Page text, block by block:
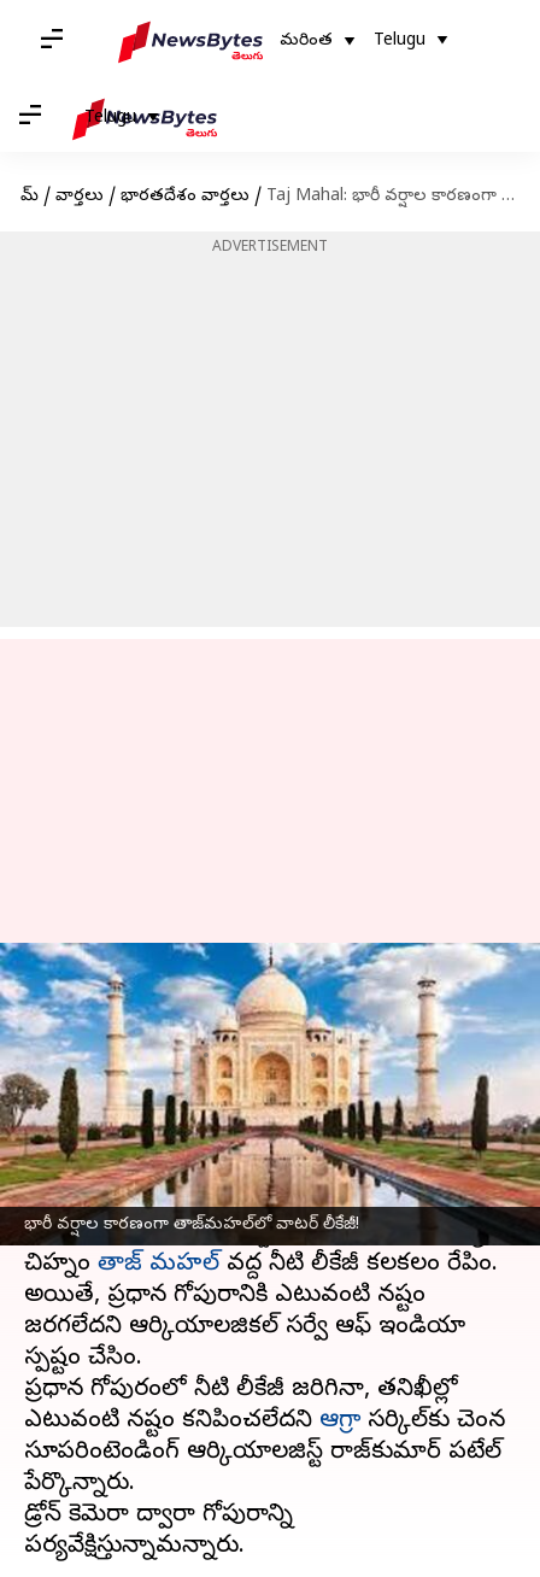
మరింత Telugu
Telugu
హోమ్ / వార్తలు / భారతదేశం వార్తలు / Taj Mahal: భారీ వర్షాల కారణంగా తాజ్‌మహల్‌లో వాటర్ లీకేజీ!
ADVERTISEMENT
భారీ వర్షాల కారణంగా తాజ్‌మహల్‌లో వాటర్ లీకేజీ!
Taj Mahal: భారీ వర్షాల కారణంగా
తాజ్‌మహల్‌లో వాటర్ లీకేజీ!
వ్రాసిన వారు Jayachandra Akuri Sep 14, 2024 03:01 pm
ఈ వార్తాకథనం ఏంటి
దిల్లీకి 250 కిలోమీటర్ల దూరంలో ఉన్న ఆగ్రాలో రెండు
రోజులుగా ఎడతెరిపి లేకుండా భారీ వర్షం కురుస్తోంది.
దీని కారణంగా 17వ శతాబ్దానికి చెందిన ప్రముఖ స్మారక
చిహ్నం తాజ్ మహల్ వద్ద నీటి లీకేజీ కలకలం రేపింది.
అయితే, ప్రధాన గోపురానికి ఎటువంటి నష్టం
జరగలేదని ఆర్కియాలజికల్ సర్వే ఆఫ్ ఇండియా
స్పష్టం చేసింది.
ప్రధాన గోపురంలో నీటి లీకేజీ జరిగినా, తనిఖీల్లో
ఎటువంటి నష్టం కనిపించలేదని ఆగ్రా సర్కిల్‌కు చెందిన
సూపరింటెండింగ్ ఆర్కియాలజిస్ట్ రాజ్‌కుమార్ పటేల్
పేర్కొన్నారు.
డ్రోన్ కెమెరా ద్వారా గోపురాన్ని